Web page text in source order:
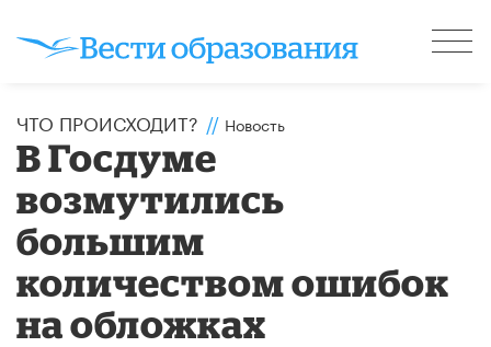
ЧТО ПРОИСХОДИТ? // Новость
В Госдуме
возмутились
большим
количеством ошибок
на обложках